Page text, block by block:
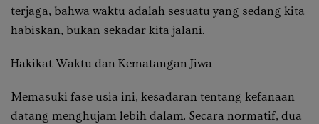
terjaga, bahwa waktu adalah sesuatu yang sedang kita
habiskan, bukan sekadar kita jalani.
Hakikat Waktu dan Kematangan Jiwa
Memasuki fase usia ini, kesadaran tentang kefanaan
datang menghujam lebih dalam. Secara normatif, dua